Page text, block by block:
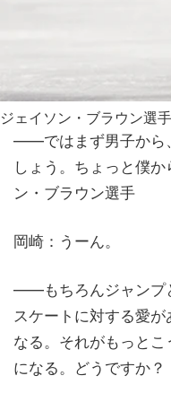
ジェイソン・ブラウン選手
——ではまず男子から
しょう。ちょっと僕
ン・ブラウン選手
岡崎：うーん。
——もちろんジャンプ
スケートに対する愛
なる。それがもっと
になる。どうですか？